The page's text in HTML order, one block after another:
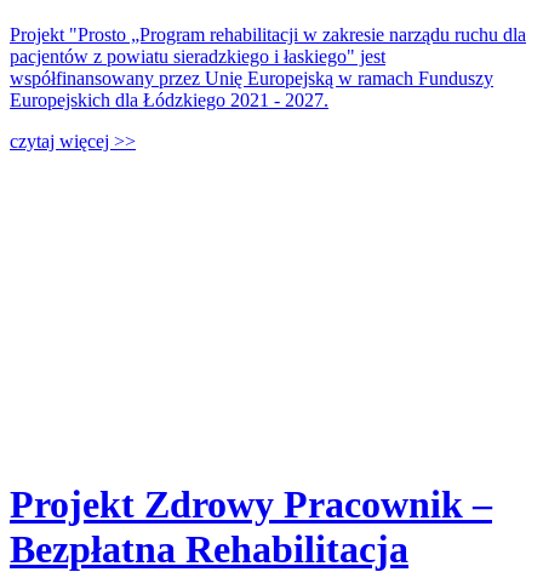
Projekt "Prosto „Program rehabilitacji w zakresie narządu ruchu dla
pacjentów z powiatu sieradzkiego i łaskiego" jest
współfinansowany przez Unię Europejską w ramach Funduszy
Europejskich dla Łódzkiego 2021 - 2027.
czytaj więcej >>
Projekt Zdrowy Pracownik –
Bezpłatna Rehabilitacja